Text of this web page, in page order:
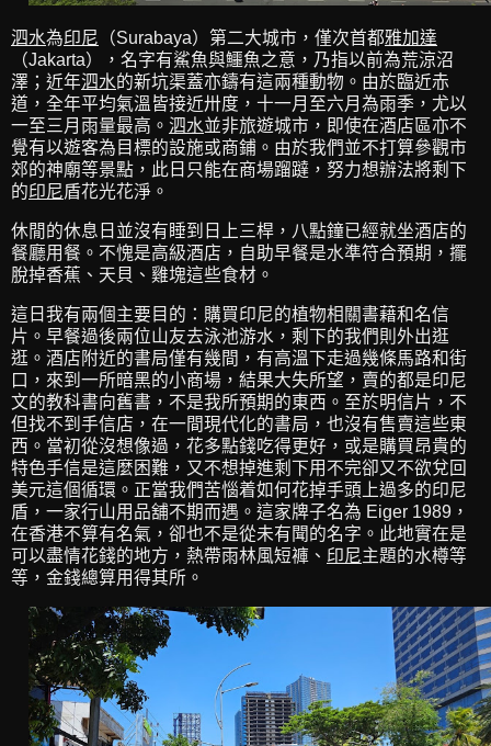
泗水為印尼 （Surabaya）第二大城市，僅次首都雅加達
（Jakarta），名字有鯊魚與鱷魚之意，乃指以前為荒涼沼
澤；近年泗水的新坑渠蓋亦鑄有這兩種動物。由於臨近赤
道，全年平均氣溫皆接近卅度，十一月至六月為雨季，尤以
一至三月雨量最高。 泗水並非旅遊城市，即使在酒店區亦不
覺有以遊客為目標的設施或商鋪。由於我們並不打算參觀市
郊的神廟等景點，此日只能在商場蹓躂，努力想辦法將剩下
的印尼盾花光花淨。
休閒的休息日並沒有睡到日上三桿，八點鐘已經就坐酒店的
餐廳用餐。不愧是高級酒店，自助早餐是水準符合預期，擺
脫掉香蕉、天貝、雞塊這些食材。
這日我有兩個主要目的：購買印尼的植物相關書藉和名信
片。早餐過後兩位山友去泳池游水，剩下的我們則外出逛
逛。酒店附近的書局僅有幾間，有高溫下走過幾條馬路和街
口，來到一所暗黑的小商場，結果大失所望，賣的都是印尼
文的教科書向舊書，不是我所預期的東西。至於明信片，不
但找不到手信店，在一間現代化的書局，也沒有售賣這些東
西。當初從沒想像過，花多點錢吃得更好，或是購買昂貴的
特色手信是這麼困難，又不想掉進剩下用不完卻又不欲兌回
美元這個循環。正當我們苦惱着如何花掉手頭上過多的印尼
盾，一家行山用品舖不期而遇。這家牌子名為 Eiger 1989，
在香港不算有名氣，卻也不是從未有聞的名字。此地實在是
可以盡情花錢的地方，熱帶雨林風短褲、 印尼主題的水樽等
等，金錢總算用得其所。